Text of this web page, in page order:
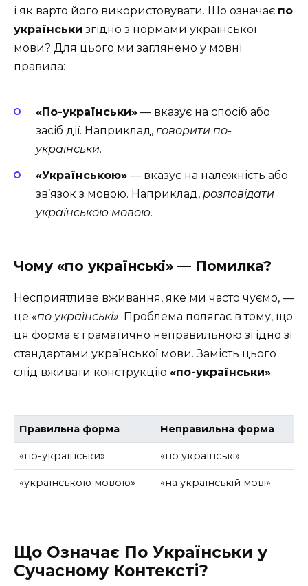
і як варто його використовувати. Що означає по
українськи згідно з нормами української
мови? Для цього ми заглянемо у мовні
правила:
«По-українськи» — вказує на спосіб або
засіб дії. Наприклад, говорити по-
українськи.
«Українською» — вказує на належність або
зв’язок з мовою. Наприклад, розповідати
українською мовою.
Чому «по українські» — Помилка?
Несприятливе вживання, яке ми часто чуємо, —
це «по українські». Проблема полягає в тому, що
ця форма є граматично неправильною згідно зі
стандартами української мови. Замість цього
слід вживати конструкцію «по-українськи».
Правильна форма Неправильна форма
«по-українськи» «по українські»
«українською мовою» «на українській мові»
Що Означає По Українськи у
Сучасному Контексті?